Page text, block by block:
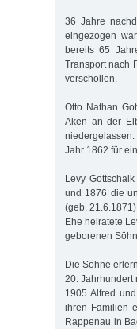
36 Jahre
eingezogen
bereits 65
Transport nach
verschollen.
Otto Nathan
Aken an der
Jahr 1862 für
Levy
und 1876 die
(geb.
Ehe heiratete
geborenen
Die Söhne
20. Jahrhundert
1905 Alfred
ihren Familien
Rappenau in